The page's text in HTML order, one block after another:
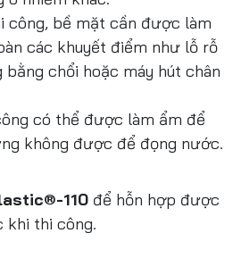
công, bề mặt cần được làm
các khuyết điểm như lỗ rỗ
bằng chổi hoặc máy hút chân
có thể được làm ẩm để
không được để đọng nước.
110 để hỗn hợp được
khi thi công.